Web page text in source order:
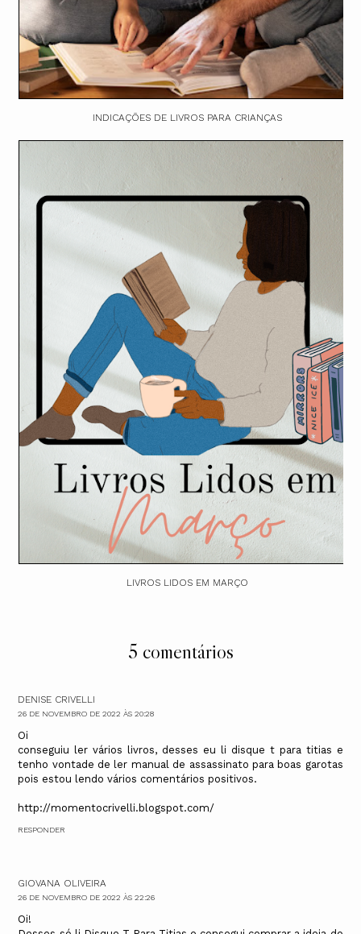
INDICAÇÕES DE LIVROS PARA CRIANÇAS
LIVROS LIDOS EM MARÇO
5 comentários
DENISE CRIVELLI
26 DE NOVEMBRO DE 2022 ÀS 20:28
Oi
conseguiu ler vários livros, desses eu li disque t para titias e
tenho vontade de ler manual de assassinato para boas garotas
pois estou lendo vários comentários positivos.
http://momentocrivelli.blogspot.com/
RESPONDER
GIOVANA OLIVEIRA
26 DE NOVEMBRO DE 2022 ÀS 22:26
Oi!